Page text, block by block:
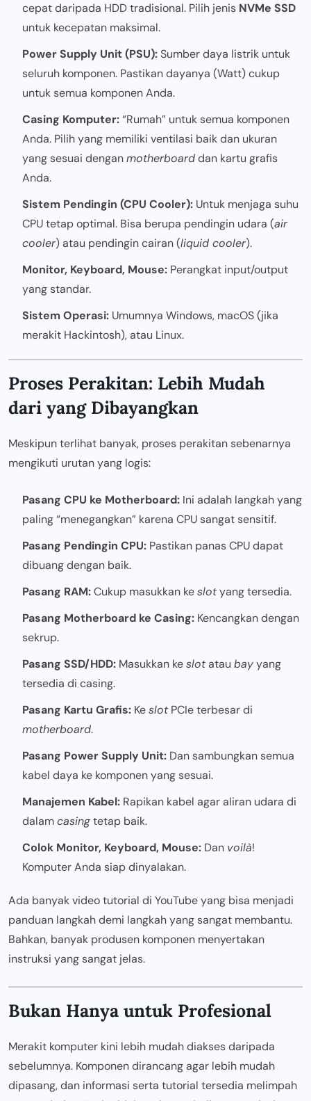
cepat daripada HDD tradisional. Pilih jenis NVMe SSD
untuk kecepatan maksimal.
Power Supply Unit (PSU):Sumber daya listrik untuk
seluruh komponen. Pastikan dayanya (Watt) cukup
untuk semua komponen Anda.
Casing Komputer:“Rumah” untuk semua komponen
Anda. Pilih yang memiliki ventilasi baik dan ukuran
yang sesuai denganmotherboarddan kartu grafis
Anda.
Sistem Pendingin (CPU Cooler): Untuk menjaga suhu
CPU tetap optimal. Bisa berupa pendingin udara (air
cooler) atau pendingin cairan (liquid cooler).
Monitor, Keyboard, Mouse: Perangkat input/output
yang standar.
Sistem Operasi: Umumnya Windows, macOS (jika
merakit Hackintosh), atau Linux.
Proses Perakitan: Lebih Mudah
dari yang Dibayangkan
Meskipun terlihat banyak, proses perakitan sebenarnya
mengikuti urutan yang logis:
Pasang CPU ke Motherboard: Ini adalah langkah yang
paling “menegangkan” karena CPU sangat sensitif.
Pasang Pendingin CPU: Pastikan panas CPU dapat
dibuang dengan baik.
Pasang RAM:Cukup masukkan keslotyang tersedia.
Pasang Motherboard ke Casing: Kencangkan dengan
sekrup.
Pasang SSD/HDD: Masukkan keslotatau bayyang
tersedia di casing.
Pasang Kartu Grafis: KeslotPCIe terbesar di
motherboard.
Pasang Power Supply Unit: Dan sambungkan semua
kabel daya ke komponen yang sesuai.
Manajemen Kabel: Rapikan kabel agar aliran udara di
dalamcasingtetap baik.
Colok Monitor, Keyboard, Mouse: Dan voilà!
Komputer Anda siap dinyalakan.
Ada banyak video tutorial di YouTube yang bisa menjadi
panduan langkah demi langkah yang sangat membantu.
Bahkan, banyak produsen komponen menyertakan
instruksi yang sangat jelas.
Bukan Hanya untuk Profesional
Merakit komputer kini lebih mudah diakses daripada
sebelumnya. Komponen dirancang agar lebih mudah
dipasang, dan informasi serta tutorial tersedia melimpah